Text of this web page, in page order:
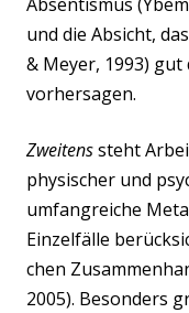
und die Absicht,
& Mey­er, 1993)
vorhersagen.
Zwei­tenssteht
phy­si­scher und
umfang­rei­che
Ein­zel­fäl­le
chen
2005). Beson­ders